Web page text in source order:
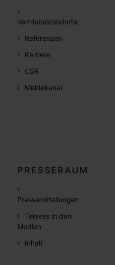
Vertriebsstandorte
Referenzen
Karriere
CSR
Meldekanal
PRESSERAUM
Pressemitteilungen
Televes in den
Medien
Inhalt